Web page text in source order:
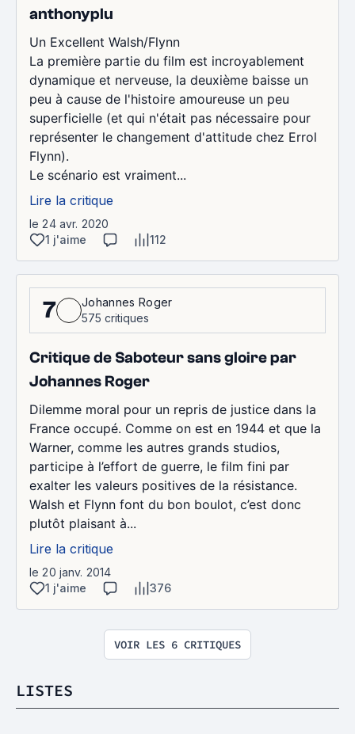
anthonyplu
Un Excellent Walsh/Flynn
La première partie du film est incroyablement
dynamique et nerveuse, la deuxième baisse un
peu à cause de l'histoire amoureuse un peu
superficielle (et qui n'était pas nécessaire pour
représenter le changement d'attitude chez Errol
Flynn).
Le scénario est vraiment...
Lire la critique
le 24 avr. 2020
1 j'aime
112
7
Johannes Roger
575 critiques
Critique de Saboteur sans gloire par
Johannes Roger
Dilemme moral pour un repris de justice dans la
France occupé. Comme on est en 1944 et que la
Warner, comme les autres grands studios,
participe à l’effort de guerre, le film fini par
exalter les valeurs positives de la résistance.
Walsh et Flynn font du bon boulot, c’est donc
plutôt plaisant à...
Lire la critique
le 20 janv. 2014
1 j'aime
376
VOIR LES 6 CRITIQUES
LISTES